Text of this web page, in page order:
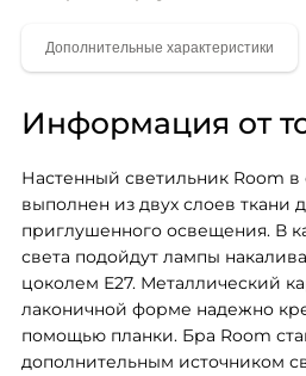
Информация от
Настенный светильник Room
выполнен из двух слоев ткани
приглушенного освещения. В
света подойдут лампы
цоколем Е27. Металлический
лаконичной форме надежно
помощью планки. Бра Room
дополнительным источником